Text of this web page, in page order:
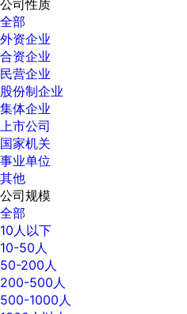
公司性质
全部
外资企业
合资企业
民营企业
股份制企业
集体企业
上市公司
国家机关
事业单位
其他
公司规模
全部
10人以下
10-50人
50-200人
200-500人
500-1000人